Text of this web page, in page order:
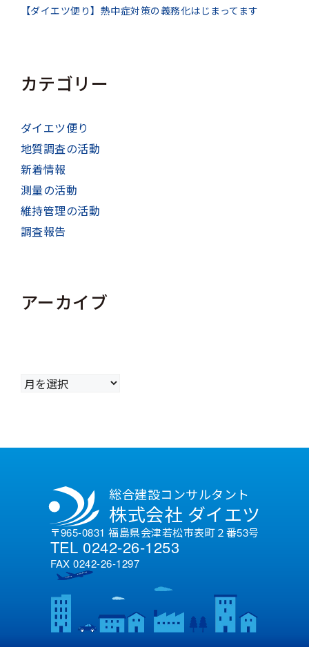
【ダイエツ便り】熱中症対策の義務化はじまってます
カテゴリー
ダイエツ便り
地質調査の活動
新着情報
測量の活動
維持管理の活動
調査報告
アーカイブ
ア
ー
総合建設コンサルタント
株式会社 ダイエツ
〒965-0831 福島県会津若松市表町２番53号
TEL 0242-26-1253
FAX 0242-26-1297